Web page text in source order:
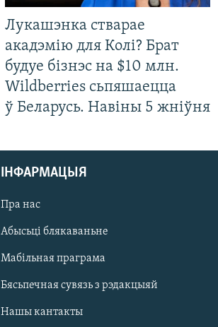
Лукашэнка стварае
акадэмію для Колі? Брат
будуе бізнэс на $10 млн.
Wildberries сьпяшаецца
ў Беларусь. Навіны 5 жніўня
ІНФАРМАЦЫЯ
Пра нас
Абысьці блякаваньне
Мабільная праграма
Бясьпечная сувязь з рэдакцыяй
Нашы кантакты